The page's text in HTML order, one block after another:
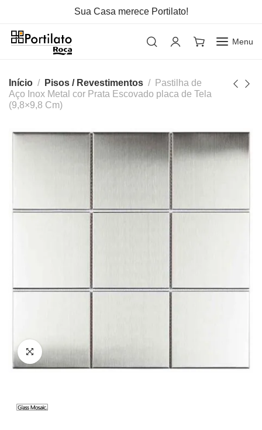
Sua Casa merece Portilato!
Menu
Início Pisos / Revestimentos
Pastilha de
Aço Inox Metal cor Prata Escovado placa de Tela
(9,8×9,8 Cm)